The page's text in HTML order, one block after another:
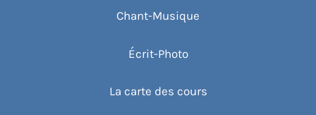
Chant-Musique
Écrit-Photo
La carte des cours